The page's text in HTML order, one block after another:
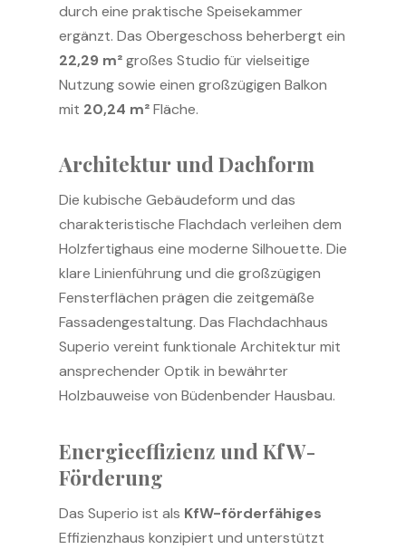
durch eine praktische Speisekammer
ergänzt. Das Obergeschoss beherbergt ein
22,29 m²großes Studio für vielseitige
Nutzung sowie einen großzügigen Balkon
mit 20,24 m²Fläche.
Architektur und Dachform
Die kubische Gebäudeform und das
charakteristische Flachdach verleihen dem
Holzfertighaus eine moderne Silhouette. Die
klare Linienführung und die großzügigen
Fensterflächen prägen die zeitgemäße
Fassadengestaltung. Das Flachdachhaus
Superio vereint funktionale Architektur mit
ansprechender Optik in bewährter
Holzbauweise von Büdenbender Hausbau.
Energieeffizienz und KfW-
Förderung
Das Superio ist als KfW-förderfähiges
Effizienzhaus konzipiert und unterstützt